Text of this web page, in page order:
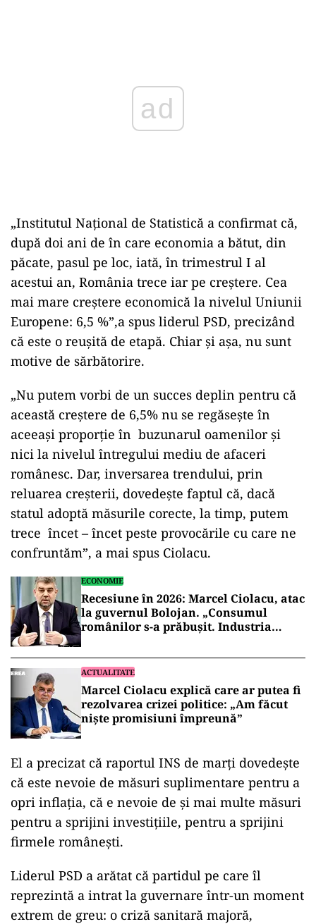
„Institutul Naţional de Statistică a confirmat că,
după doi ani de în care economia a bătut, din
păcate, pasul pe loc, iată, în trimestrul I al
acestui an, România trece iar pe creştere. Cea
mai mare creştere economică la nivelul Uniunii
Europene: 6,5 %”,a spus liderul PSD, precizând
că este o reuşită de etapă. Chiar și așa, nu sunt
motive de sărbătorire.
„Nu putem vorbi de un succes deplin pentru că
această creştere de 6,5% nu se regăseşte în
aceeaşi proporţie în buzunarul oamenilor şi
nici la nivelul întregului mediu de afaceri
românesc. Dar, inversarea trendului, prin
reluarea creşterii, dovedeşte faptul că, dacă
statul adoptă măsurile corecte, la timp, putem
trece încet – încet peste provocările cu care ne
confruntăm”, a mai spus Ciolacu.
ECONOMIE
Recesiune în 2026: Marcel Ciolacu, atac
la guvernul Bolojan. „Consumul
românilor s-a prăbușit. Industria
ACTUALITATE
Marcel Ciolacu explică care ar putea fi
rezolvarea crizei politice: „Am făcut
nişte promisiuni împreună”
El a precizat că raportul INS de marți dovedeşte
că este nevoie de măsuri suplimentare pentru a
opri inflaţia, că e nevoie de şi mai multe măsuri
pentru a sprijini investiţiile, pentru a sprijini
firmele româneşti.
Liderul PSD a arătat că partidul pe care îl
reprezintă a intrat la guvernare într-un moment
extrem de greu: o criză sanitară majoră,